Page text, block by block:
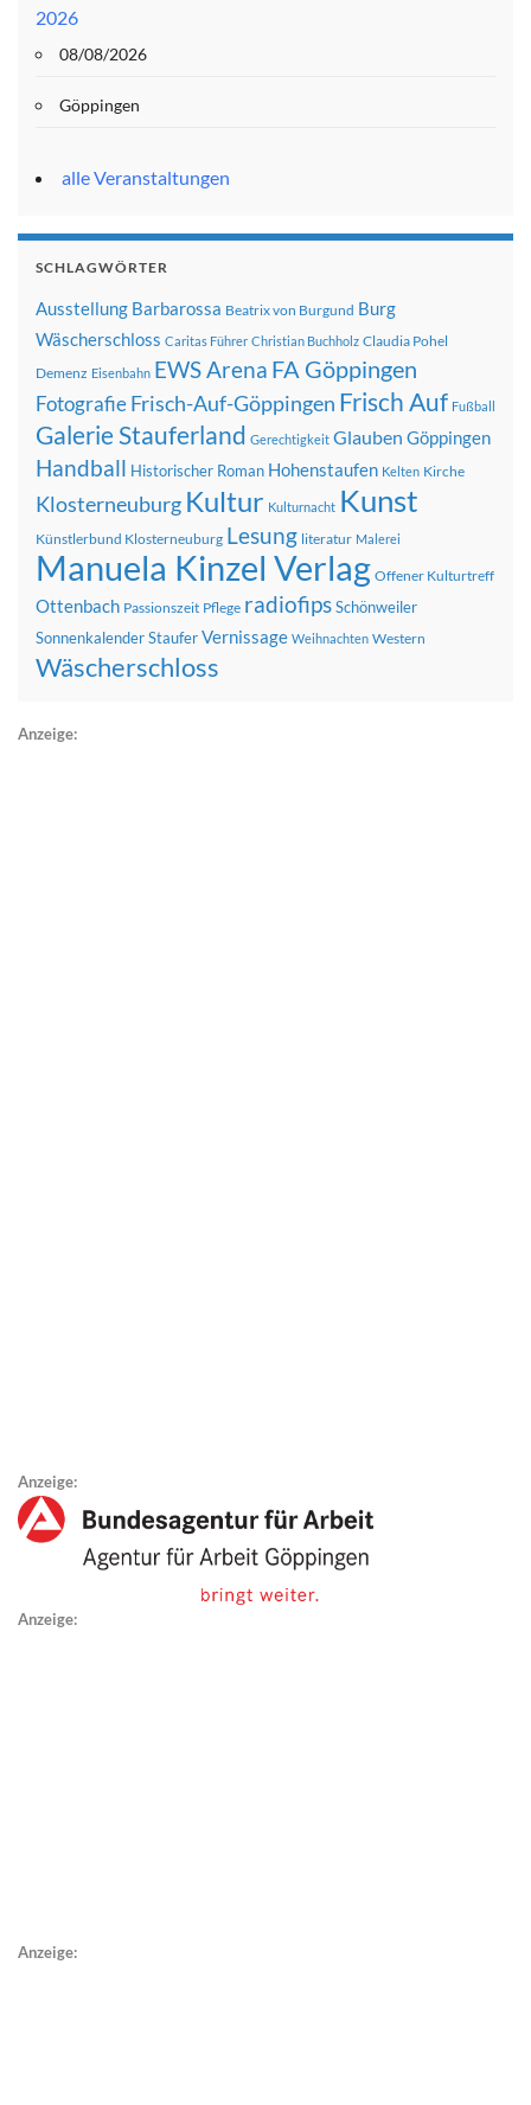
2026
08/08/2026
Göppingen
alle Veranstaltungen
SCHLAGWÖRTER
Ausstellung Barbarossa Beatrix von Burgund Burg
Wäscherschloss Caritas Führer Christian Buchholz Claudia Pohel
Demenz Eisenbahn EWS Arena FA Göppingen
FotografieFrisch-Auf-Göppingen Frisch Auf Fußball
Galerie Stauferland Gerechtigkeit Glauben Göppingen
Handball Historischer Roman Hohenstaufen Kelten Kirche
Klosterneuburg Kultur Kulturnacht Kunst
Künstlerbund Klosterneuburg Lesung literatur Malerei
Manuela Kinzel Verlag Offener Kulturtreff
Ottenbach Passionszeit Pflege radiofipsSchönweiler
SonnenkalenderStauferVernissage Weihnachten Western
Wäscherschloss
Anzeige:
Anzeige:
Anzeige:
Anzeige: